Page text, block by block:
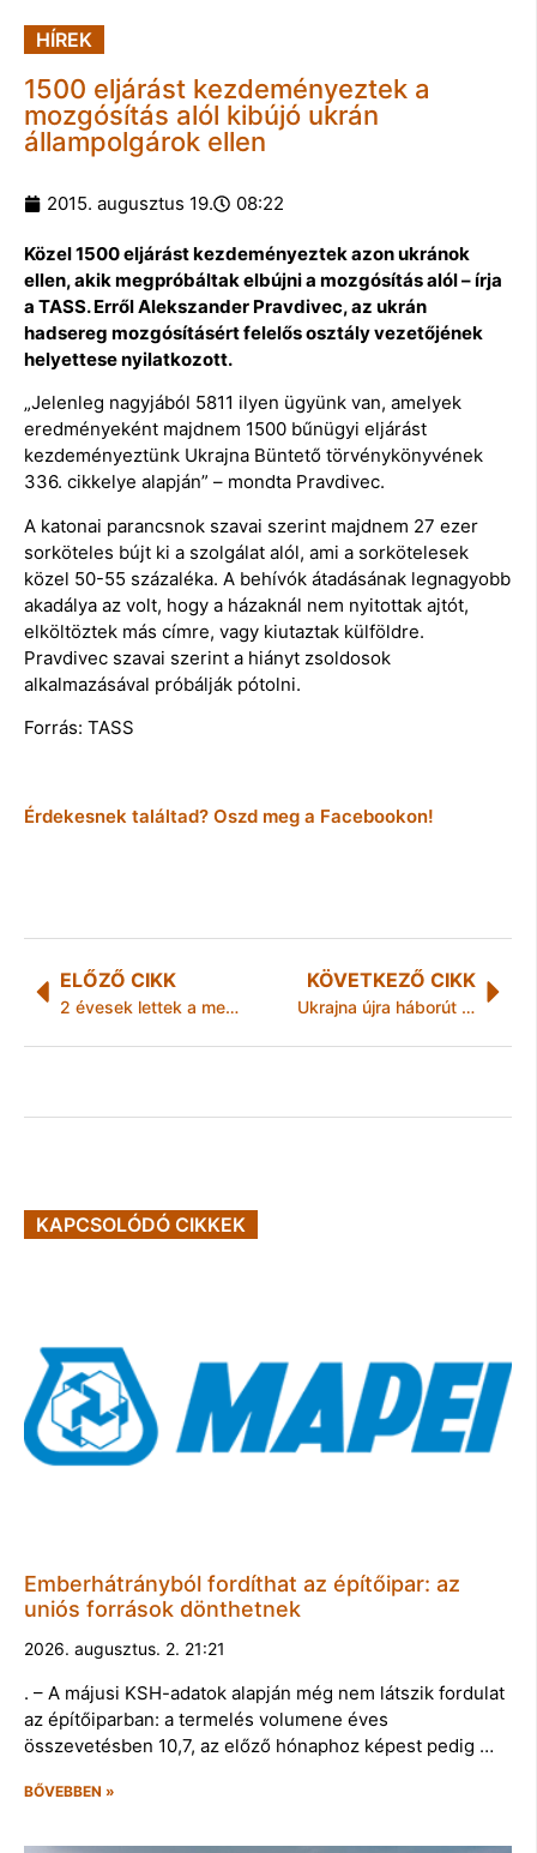
HÍREK
1500 eljárást kezdeményeztek a
mozgósítás alól kibújó ukrán
állampolgárok ellen
2015. augusztus 19. 08:22
Közel 1500 eljárást kezdeményeztek azon ukránok
ellen, akik megpróbáltak elbújni a mozgósítás alól – írja
a TASS. Erről Alekszander Pravdivec, az ukrán
hadsereg mozgósításért felelős osztály vezetőjének
helyettese nyilatkozott.
„Jelenleg nagyjából 5811 ilyen ügyünk van, amelyek
eredményeként majdnem 1500 bűnügyi eljárást
kezdeményeztünk Ukrajna Büntető törvénykönyvének
336. cikkelye alapján” – mondta Pravdivec.
A katonai parancsnok szavai szerint majdnem 27 ezer
sorköteles bújt ki a szolgálat alól, ami a sorkötelesek
közel 50-55 százaléka. A behívók átadásának legnagyobb
akadálya az volt, hogy a házaknál nem nyitottak ajtót,
elköltöztek más címre, vagy kiutaztak külföldre.
Pravdivec szavai szerint a hiányt zsoldosok
alkalmazásával próbálják pótolni.
Forrás: TASS
Érdekesnek találtad? Oszd meg a Facebookon!
ELŐZŐ CIKK
2 évesek lettek a mesedoktorok
KÖVETKEZŐ CIKK
Ukrajna újra háborút akar?
KAPCSOLÓDÓ CIKKEK
Emberhátrányból fordíthat az építőipar: az
uniós források dönthetnek
2026. augusztus. 2. 21:21
. – A májusi KSH-adatok alapján még nem látszik fordulat
az építőiparban: a termelés volumene éves
összevetésben 10,7, az előző hónaphoz képest pedig …
BŐVEBBEN »